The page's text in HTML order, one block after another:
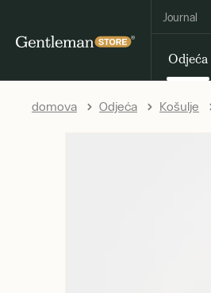
Journal
Odjeća
domova Odjeća Košulje